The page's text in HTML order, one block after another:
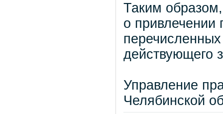
Таким
о привлечении
перечисленных
действующего
Управление
Челябинской